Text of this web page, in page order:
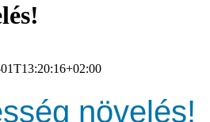
növelés!